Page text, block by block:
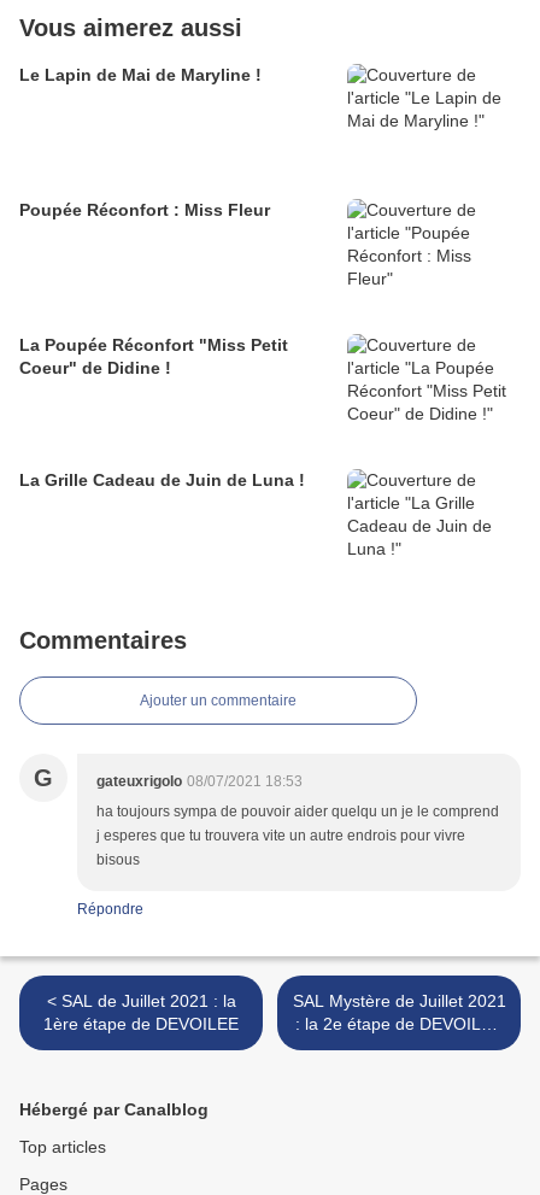
Vous aimerez aussi
Le Lapin de Mai de Maryline !
Poupée Réconfort : Miss Fleur
La Poupée Réconfort "Miss Petit
Coeur" de Didine !
La Grille Cadeau de Juin de Luna !
Commentaires
Ajouter un commentaire
G gateuxrigolo 08/07/2021 18:53
ha toujours sympa de pouvoir aider quelqu un je le comprend
j esperes que tu trouvera vite un autre endrois pour vivre
bisous
Répondre
< SAL de Juillet 2021 : la
1ère étape de DEVOILEE
SAL Mystère de Juillet 2021
: la 2e étape de DEVOILEE
>
Hébergé par Canalblog
Top articles
Pages